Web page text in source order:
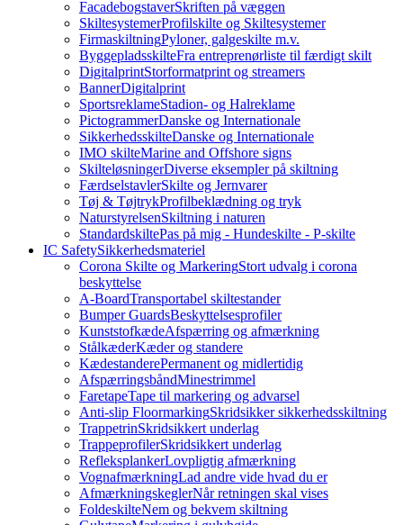
FacadebogstaverSkriften på væggen
SkiltesystemerProfilskilte og Skiltesystemer
FirmaskiltningPyloner, galgeskilte m.v.
ByggepladsskilteFra entreprenørliste til færdigt skilt
DigitalprintStorformatprint og streamers
BannerDigitalprint
SportsreklameStadion- og Halreklame
PictogrammerDanske og Internationale
SikkerhedsskilteDanske og Internationale
IMO skilteMarine and Offshore signs
SkilteløsningerDiverse eksempler på skiltning
FærdselstavlerSkilte og Jernvarer
Tøj & TøjtrykProfilbeklædning og tryk
NaturstyrelsenSkiltning i naturen
StandardskiltePas på mig - Hundeskilte - P-skilte
IC SafetySikkerhedsmateriel
Corona Skilte og MarkeringStort udvalg i corona
beskyttelse
A-BoardTransportabel skiltestander
Bumper GuardsBeskyttelsesprofiler
KunststofkædeAfspærring og afmærkning
StålkæderKæder og standere
KædestanderePermanent og midlertidig
AfspærringsbåndMinestrimmel
FaretapeTape til markering og advarsel
Anti-slip FloormarkingSkridsikker sikkerhedsskiltning
TrappetrinSkridsikkert underlag
TrappeprofilerSkridsikkert underlag
RefleksplankerLovpligtig afmærkning
VognafmærkningLad andre vide hvad du er
AfmærkningskeglerNår retningen skal vises
FoldeskilteNem og bekvem skiltning